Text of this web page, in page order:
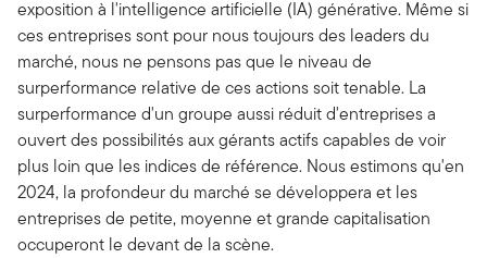
exposition à l'intelligence artificielle (IA) générative. Même si
ces entreprises sont pour nous toujours des leaders du
marché, nous ne pensons pas que le niveau de
surperformance relative de ces actions soit tenable. La
surperformance d'un groupe aussi réduit d'entreprises a
ouvert des possibilités aux gérants actifs capables de voir
plus loin que les indices de référence. Nous estimons qu'en
2024, la profondeur du marché se développera et les
entreprises de petite, moyenne et grande capitalisation
occuperont le devant de la scène.